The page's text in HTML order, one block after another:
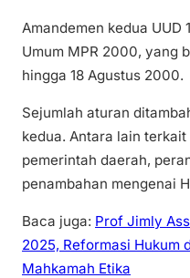
Amandemen kedua UUD
Umum MPR 2000, yang
hingga 18 Agustus 2000.
Sejumlah aturan
kedua. Antara lain
pemerintah daerah,
penambahan mengenai
Baca juga: Prof Jimly
2025, Reformasi Hukum
Mahkamah Etika